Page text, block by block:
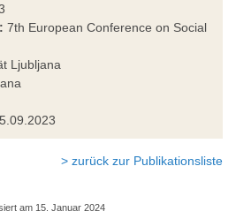
7th European Conference on Social
Ljubljana
> zurück zur Publikationsliste
am 15. Januar 2024